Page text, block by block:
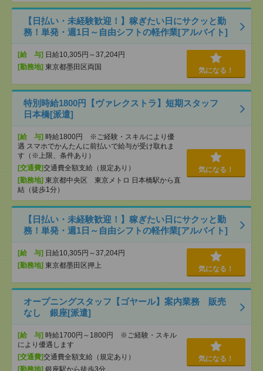
【日払い・未経験歓迎！】稼ぎたい日にサクッと勤
務！単発・週1日～自由シフトの軽作業[アルバイト]
[給 与] 日給10,305円～37,204円
[勤務地] 東京都墨田区両国 気になる！
特別時給1800円【ヴァレクストラ】短期スタッフ
日本橋[派遣]
[給 与] 時給1800円 ※ご経験・スキルにより優
遇 スマホでかんたんに前払いで給与が受け取れま
す（※上限、条件あり）
[交通費]交通費全額支給（規定あり）
[勤務地] 東京都中央区 東京メトロ 日本橋駅から直
結（徒歩1分）
気になる！
【日払い・未経験歓迎！】稼ぎたい日にサクッと勤
務！単発・週1日～自由シフトの軽作業[アルバイト]
[給 与] 日給10,305円～37,204円
[勤務地] 東京都墨田区押上 気になる！
オープニングスタッフ【ゴヤール】案内業務 販売
なし 銀座[派遣]
[給 与] 時給1700円～1800円 ※ご経験・スキル
により優遇します
[交通費]交通費全額支給（規定あり）
[勤務地] 銀座駅から徒歩3分
気になる！